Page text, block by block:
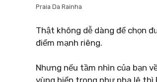
Praia Da Rainha
Thật không dễ dàng để chọn
điểm mạnh riêng.
Nhưng nếu tầm nhìn của bạn
vùng biển trong như pha lê thì